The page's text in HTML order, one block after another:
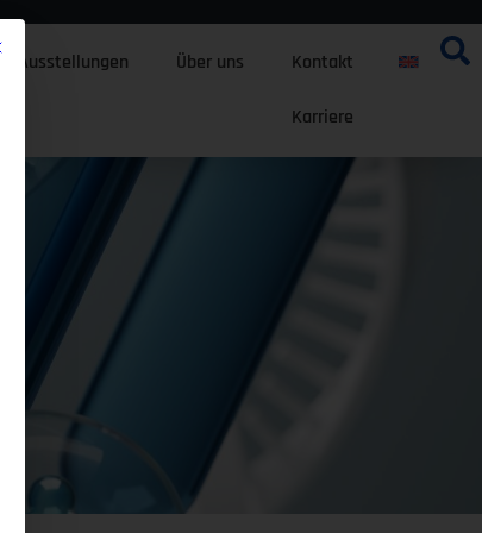
Ausstellungen Über uns Kontakt
Karriere
diesem Button wird der Dialog geschlossen. Seine Funktionalität ist